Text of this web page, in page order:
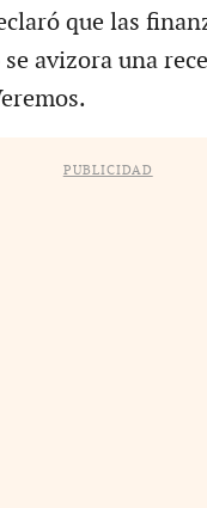
que las
avizora una
PUBLICIDAD